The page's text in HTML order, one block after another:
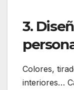
3.
Colores,
interiores…